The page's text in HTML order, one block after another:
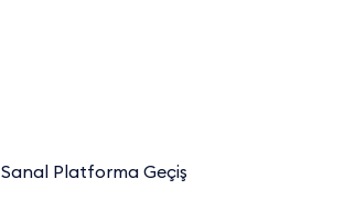
Sanal Platforma Geçiş